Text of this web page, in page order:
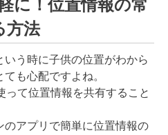
に！位置情報の常
方法
う時に子供の位置がわから
も心配ですよね。
って位置情報を共有すること
アプリで簡単に位置情報の